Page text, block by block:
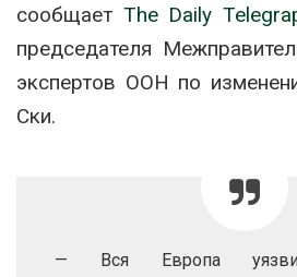
сообщает The Daily
председателя
экспертов ООН по
Ски.
— Вся Европа